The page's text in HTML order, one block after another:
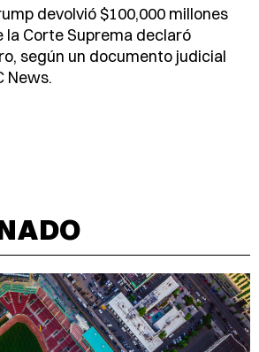
devolvió $100,000 millones
la Corte Suprema declaró
según un documento judicial
News.